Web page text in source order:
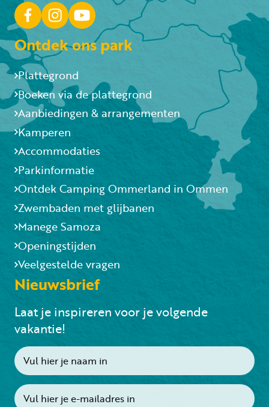
Ontdek ons park
Plattegrond
Boeken via de plattegrond
Aanbiedingen & arrangementen
Kamperen
Accommodaties
Parkinformatie
Ontdek Camping Ommerland in Ommen
Zwembaden met glijbanen
Manege Samoza
Openingstijden
Veelgestelde vragen
Nieuwsbrief
Laat je inspireren voor je volgende
vakantie!